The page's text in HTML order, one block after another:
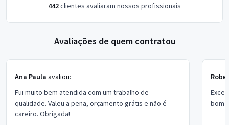
442clientes avaliaram nossos profissionais
Avaliações de quem contratou
Ana Paula avaliou:
Fui muito bem atendida com um trabalho de
qualidade. Valeu a pena, orçamento grátis e não é
careiro. Obrigada!
bom